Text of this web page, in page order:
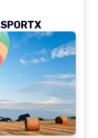
SPORTX מתנות אקסטרים